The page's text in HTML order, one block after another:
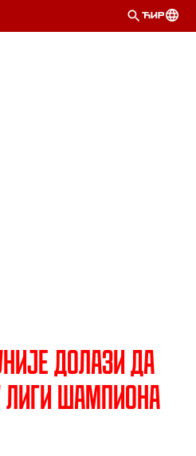
ЋИР
долази да
Лиги шампиона